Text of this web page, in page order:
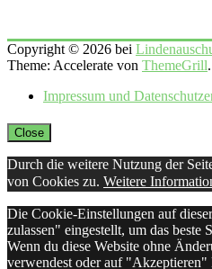
Copyright © 2026 bei
Theme: Accelerate von ThemeGrill.
Impressum und
Close
Durch die weitere Nutzung der
von Cookies zu. Weitere
Die Cookie-Einstellungen auf
zulassen" eingestellt, um das beste
Wenn du diese Website ohne
verwendest oder auf